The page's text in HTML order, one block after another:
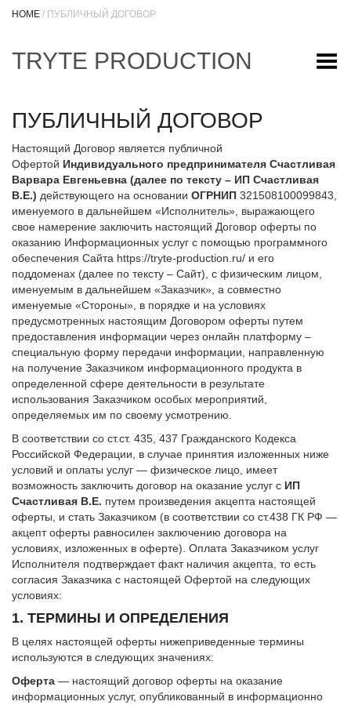
HOME / ПУБЛИЧНЫЙ ДОГОВОР
TRYTE PRODUCTIONПереключить Меню
ПУБЛИЧНЫЙ ДОГОВОР
Настоящий Договор является публичной
Офертой Индивидуального предпринимателя Счастливая
Варвара Евгеньевна (далее по тексту – ИП Счастливая
В.Е.) действующего на основании ОГРНИП 321508100099843,
именуемого в дальнейшем «Исполнитель», выражающего
свое намерение заключить настоящий Договор оферты по
оказанию Информационных услуг с помощью программного
обеспечения Сайта https://tryte-production.ru/ и его
поддоменах (далее по тексту – Сайт), с физическим лицом,
именуемым в дальнейшем «Заказчик», а совместно
именуемые «Стороны», в порядке и на условиях
предусмотренных настоящим Договором оферты путем
предоставления информации через онлайн платформу –
специальную форму передачи информации, направленную
на получение Заказчиком информационного продукта в
определенной сфере деятельности в результате
использования Заказчиком особых мероприятий,
определяемых им по своему усмотрению.
В соответствии со ст.ст. 435, 437 Гражданского Кодекса
Российской Федерации, в случае принятия изложенных ниже
условий и оплаты услуг — физическое лицо, имеет
возможность заключить договор на оказание услуг с ИП
Счастливая В.Е. путем произведения акцепта настоящей
оферты, и стать Заказчиком (в соответствии со ст.438 ГК РФ —
акцепт оферты равносилен заключению договора на
условиях, изложенных в оферте). Оплата Заказчиком услуг
Исполнителя подтверждает факт наличия акцепта, то есть
согласия Заказчика с настоящей Офертой на следующих
условиях:
1. ТЕРМИНЫ И ОПРЕДЕЛЕНИЯ
В целях настоящей оферты нижеприведенные термины
используются в следующих значениях:
Оферта — настоящий договор оферты на оказание
информационных услуг, опубликованный в информационно